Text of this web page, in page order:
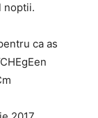
noptii.
ca as